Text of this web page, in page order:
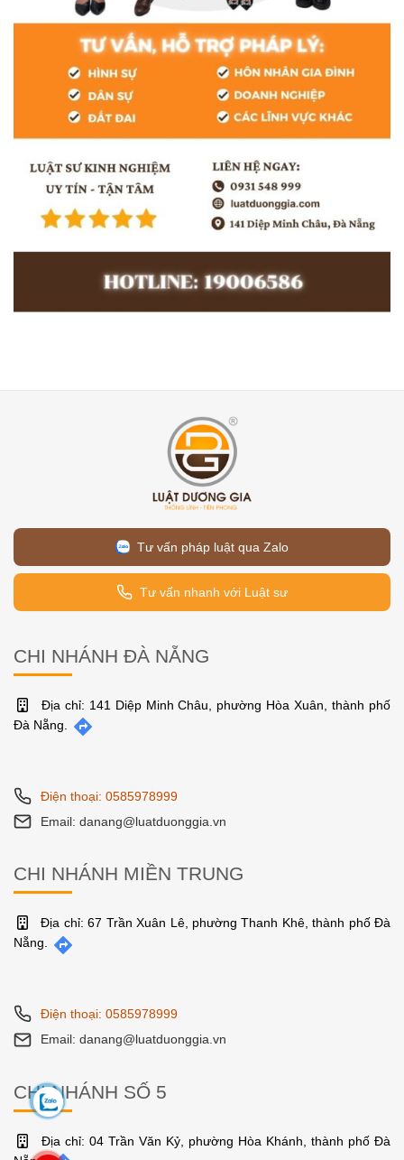
Tư vấn pháp luật qua Zalo
Tư vấn nhanh với Luật sư
CHI NHÁNH ĐÀ NẴNG
Địa chỉ: 141 Diệp Minh Châu, phường Hòa Xuân, thành phố
Đà Nẵng.
Điện thoại: 0585978999
Email: danang@luatduonggia.vn
CHI NHÁNH MIỀN TRUNG
Địa chỉ: 67 Trần Xuân Lê, phường Thanh Khê, thành phố Đà
Nẵng.
Điện thoại: 0585978999
Email: danang@luatduonggia.vn
CHI NHÁNH SỐ 5
Địa chỉ: 04 Trần Văn Kỷ, phường Hòa Khánh, thành phố Đà